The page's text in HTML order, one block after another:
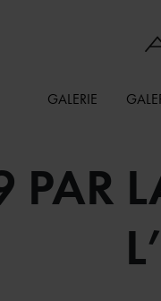
GALERIE
PAR